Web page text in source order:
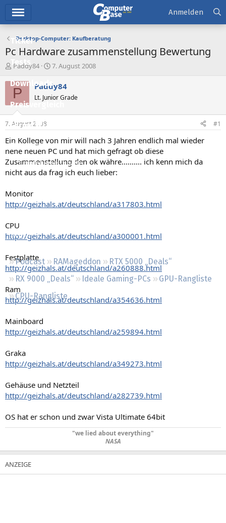
Ticker
Tests
Downloads
Preisvergleich
Forum
Aktuelles
Empfohlene Inhalte
Neueste Aktivitäten
Regeln
Podcast RAMageddon
RTX 5000 „Deals“
RX 9000 „Deals“
Ideale Gaming-PCs
GPU-Rangliste
CPU-Rangliste
Anmelden
Desktop-Computer: Kaufberatung
Pc Hardware zusammenstellung Bewertung
E
s
e
l
e
r
Paddy84
E
s
t
e
t
a
m
7. August 2008
P Paddy84
Lt. Junior Grade
7. August 2008 #1
Ein Kollege von mir will nach 3 Jahren endlich mal wieder
nene neuen PC und hat mich gefragt ob diese
Zusammenstellung den ok währe.......... ich kenn mich da
nicht aus da frag ich euch lieber:
Monitor
http://geizhals.at/deutschland/a317803.html
CPU
http://geizhals.at/deutschland/a300001.html
Festplatte
http://geizhals.at/deutschland/a260888.html
Ram
http://geizhals.at/deutschland/a354636.html
Mainboard
http://geizhals.at/deutschland/a259894.html
Graka
http://geizhals.at/deutschland/a349273.html
Gehäuse und Netzteil
http://geizhals.at/deutschland/a282739.html
OS hat er schon und zwar Vista Ultimate 64bit
"we lied about everything"
NASA